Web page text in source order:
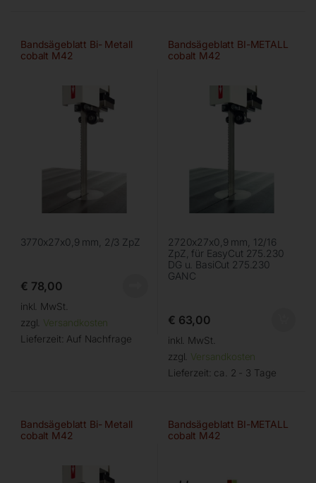
Bandsägeblatt Bi- Metall
cobalt M42
3770x27x0,9 mm, 2/3 ZpZ
€ 78,00
inkl. MwSt.
zzgl. Versandkosten
Lieferzeit: Auf Nachfrage
Bandsägeblatt BI-METALL
cobalt M42
2720x27x0,9 mm, 12/16
ZpZ, für EasyCut 275.230
DG u. BasiCut 275.230
GANC
€ 63,00
inkl. MwSt.
zzgl. Versandkosten
Lieferzeit: ca. 2 - 3 Tage
Bandsägeblatt Bi- Metall
cobalt M42
Bandsägeblatt BI-METALL
cobalt M42